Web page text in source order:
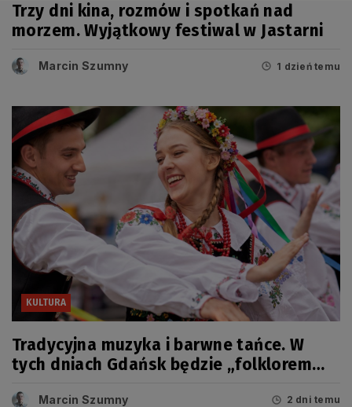
Trzy dni kina, rozmów i spotkań nad
morzem. Wyjątkowy festiwal w Jastarni
Marcin Szumny 1 dzień temu
KULTURA
Tradycyjna muzyka i barwne tańce. W
tych dniach Gdańsk będzie „folklorem
Marcin Szumny 2 dni temu